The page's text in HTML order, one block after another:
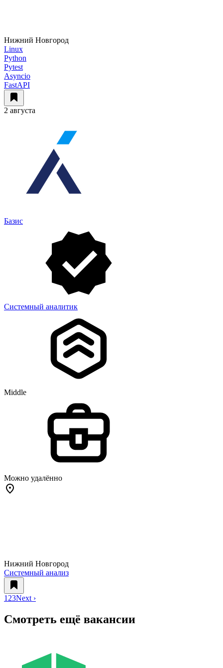
Нижний Новгород
Linux
Python
Pytest
Asyncio
FastAPI
2 августа
Базис
Системный аналитик
Middle
Можно удалённо
Нижний Новгород
Системный анализ
1 23Next ›
Смотреть ещё вакансии